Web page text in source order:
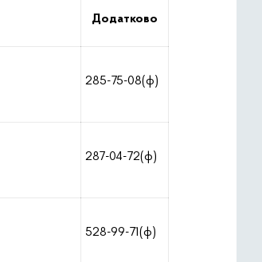
Додатково
285-75-08(ф)
287-04-72(ф)
528-99-71(ф)